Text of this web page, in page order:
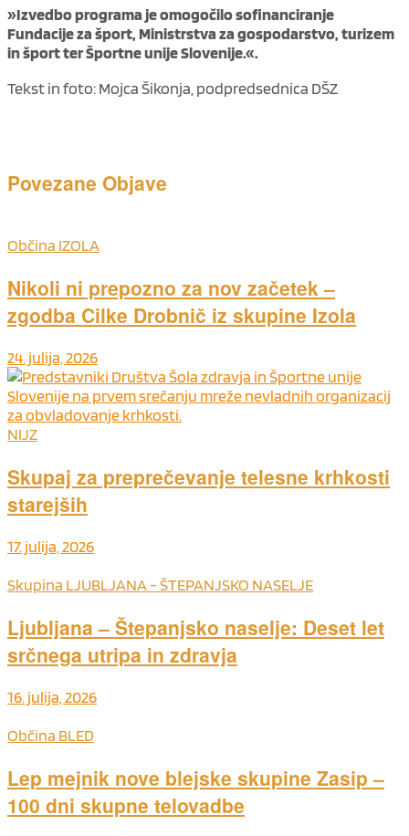
»Izvedbo programa je omogočilo sofinanciranje
Fundacije za šport, Ministrstva za gospodarstvo, turizem
in šport ter Športne unije Slovenije.«.
Tekst in foto: Mojca Šikonja, podpredsednica DŠZ
Povezane Objave
Občina IZOLA
Nikoli ni prepozno za nov začetek –
zgodba Cilke Drobnič iz skupine Izola
24. julija, 2026
NIJZ
Skupaj za preprečevanje telesne krhkosti
starejših
17. julija, 2026
Skupina LJUBLJANA - ŠTEPANJSKO NASELJE
Ljubljana – Štepanjsko naselje: Deset let
srčnega utripa in zdravja
16. julija, 2026
Občina BLED
Lep mejnik nove blejske skupine Zasip –
100 dni skupne telovadbe